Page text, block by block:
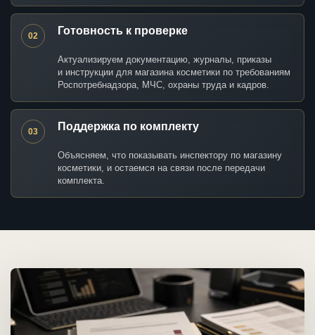
02 Готовность к проверке
Актуализируем документацию, журналы, приказы
и инструкции для магазина косметики по требованиям
Роспотребнадзора, МЧС, охраны труда и кадров.
03 Поддержка по комплекту
Объясняем, что показывать инспектору по магазину
косметики, и остаемся на связи после передачи
комплекта.